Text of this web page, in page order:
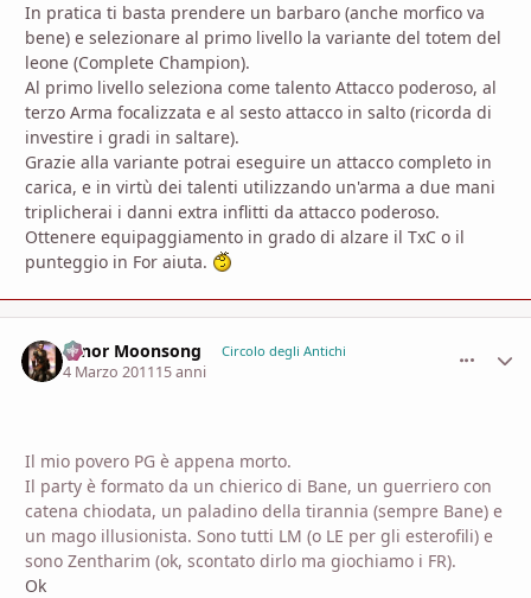
In pratica ti basta prendere un barbaro (anche morfico va
bene) e selezionare al primo livello la variante del totem del
leone (Complete Champion).
Al primo livello seleziona come talento Attacco poderoso, al
terzo Arma focalizzata e al sesto attacco in salto (ricorda di
investire i gradi in saltare).
Grazie alla variante potrai eseguire un attacco completo in
carica, e in virtù dei talenti utilizzando un'arma a due mani
triplicherai i danni extra inflitti da attacco poderoso.
Ottenere equipaggiamento in grado di alzare il TxC o il
punteggio in For aiuta.
Hinor Moonsong Circolo degli Antichi
4 Marzo 201115 anni
Il mio povero PG è appena morto.
Il party è formato da un chierico di Bane, un guerriero con
catena chiodata, un paladino della tirannia (sempre Bane) e
un mago illusionista. Sono tutti LM (o LE per gli esterofili) e
sono Zentharim (ok, scontato dirlo ma giochiamo i FR).
Ok